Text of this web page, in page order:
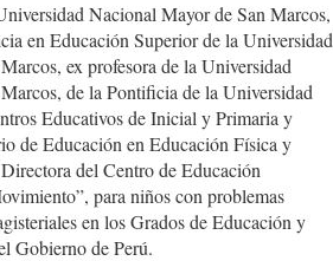
Nacional Mayor de San Marcos,
en Educación Superior de la Universidad
ex profesora de la Universidad
de la Pontificia de la Universidad
Educativos de Inicial y Primaria y
de Educación en Educación Física y
del Centro de Educación
para niños con problemas
en los Grados de Educación y
Gobierno de Perú.